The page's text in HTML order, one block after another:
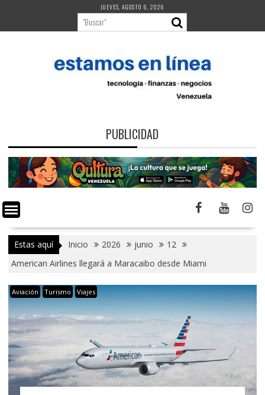
contenido
JUEVES, AGOSTO 6, 2026
PUBLICIDAD
Estas aquí Inicio 2026 junio
12
American Airlines llegará a Maracaibo desde Miami
Aviación Turismo Viajes